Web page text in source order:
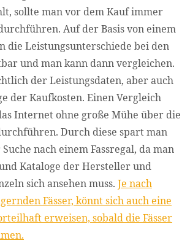
sollte man vor dem Kauf immer
Auf der Basis von einem
die Leistungsunterschiede bei den
und man kann dann vergleichen.
der Leistungsdaten, aber auch
der Kaufkosten. Einen Vergleich
Internet ohne große Mühe über die
Durch diese spart man
nach einem Fassregal, da man
Kataloge der Hersteller und
sich ansehen muss. Je nach
Fässer, könnt sich auch eine
erweisen, sobald die Fässer